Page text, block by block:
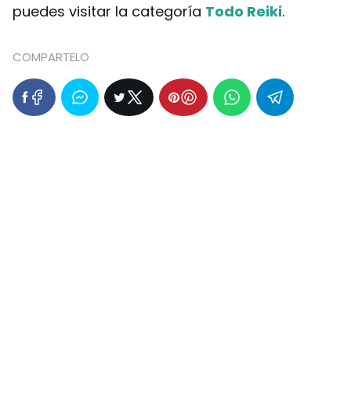
puedes visitar la categoría Todo Reiki.
COMPARTELO